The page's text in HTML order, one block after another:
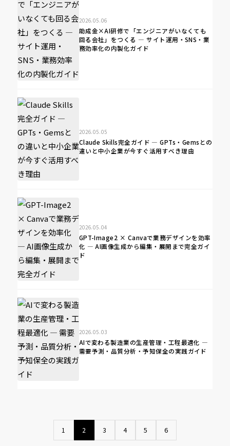
2026.05.06
助成金×AI研修で「エンジニアがいなくても
回る会社」をつくる ― サイト運用・SNS・業
務効率化の内製化ガイド
2026.05.05
Claude Skills完全ガイド ― GPTs・Gemsとの
違いと中小企業が今すぐ活用すべき理由
2026.05.04
GPT-Image2 × Canvaで業務デザインを効率
化 ― AI画像生成から編集・展開まで完全ガイ
ド
2026.05.03
AIで変わる製造業の生産管理・工程最適化 ―
需要予測・品質分析・予知保全の実践ガイド
1 2 3 4 5 6